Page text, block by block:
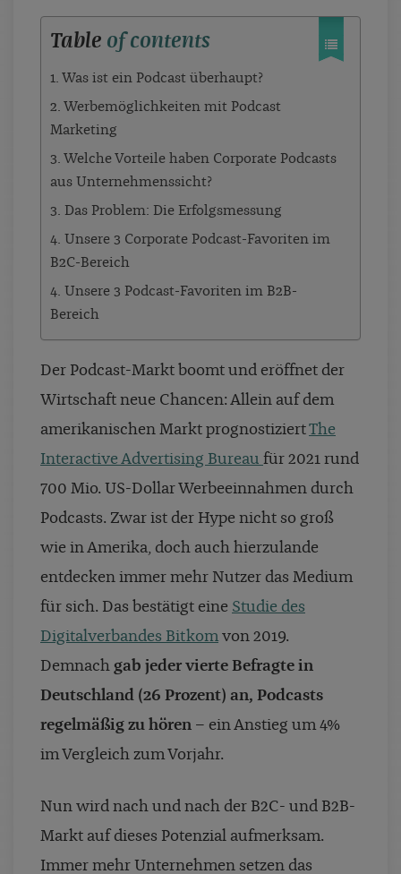
Table of contents
1. Was ist ein Podcast überhaupt?
2. Werbemöglichkeiten mit Podcast
Marketing
3. Welche Vorteile haben Corporate Podcasts
aus Unternehmenssicht?
3. Das Problem: Die Erfolgsmessung
4. Unsere 3 Corporate Podcast-Favoriten im
B2C-Bereich
4. Unsere 3 Podcast-Favoriten im B2B-
Bereich
Der Podcast-Markt boomt und eröffnet der
Wirtschaft neue Chancen: Allein auf dem
amerikanischen Markt prognostiziertThe
Interactive Advertising Bureau für 2021 rund
700 Mio. US-Dollar Werbeeinnahmen durch
Podcasts. Zwar ist der Hype nicht so groß
wie in Amerika, doch auch hierzulande
entdecken immer mehr Nutzer das Medium
für sich. Das bestätigt eine Studie des
Digitalverbandes Bitkom von 2019.
Demnach gab jeder vierte Befragte in
Deutschland (26 Prozent) an, Podcasts
regelmäßig zu hören – ein Anstieg um 4%
im Vergleich zum Vorjahr.
Nun wird nach und nach der B2C- und B2B-
Markt auf dieses Potenzial aufmerksam.
Immer mehr Unternehmen setzen das